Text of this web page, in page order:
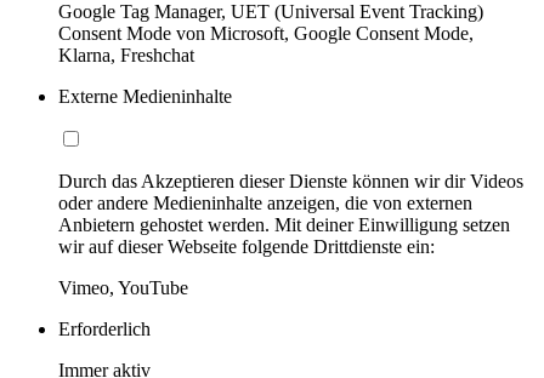
Google Tag Manager, UET (Universal Event Tracking)
Consent Mode von Microsoft, Google Consent Mode,
Klarna, Freshchat
Externe Medieninhalte
Durch das Akzeptieren dieser Dienste können wir dir Videos
oder andere Medieninhalte anzeigen, die von externen
Anbietern gehostet werden. Mit deiner Einwilligung setzen
wir auf dieser Webseite folgende Drittdienste ein:
Vimeo, YouTube
Erforderlich
Immer aktiv